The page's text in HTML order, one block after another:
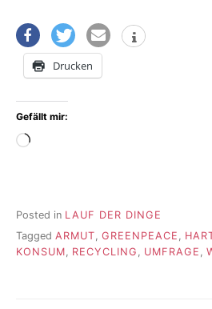
Drucken
Gefällt mir:
Wird
Posted in LAUF DER DINGE
Tagged ARMUT, GREENPEACE ,
KONSUM, RECYCLING , UMFRAGE ,